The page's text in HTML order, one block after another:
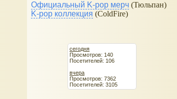
Официальный K-pop мерч (Тюльпан)
K-pop коллекция (ColdFire)
сегодня
Просмотров: 140
Посетителей: 106
вчера
Просмотров: 7362
Посетителей: 3105